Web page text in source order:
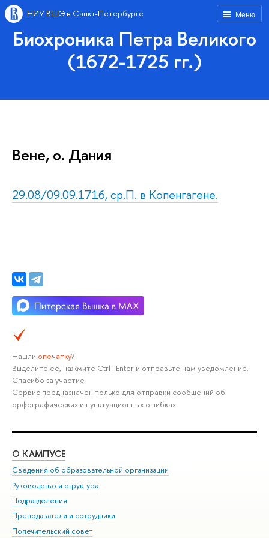
Меню
НИУ ВШЭ в Санкт-Петербурге
Биохроника Петра Великого
(1672-1725 гг.)
Вене, о. Дания
29.08/09.09.1716, ср.П. в Копенгагене.
Нашли опечатку?
Выделите её, нажмите Ctrl+Enter и отправьте нам уведомление.
Спасибо за участие!
Сервис предназначен только для отправки сообщений об
орфографических и пунктуационных ошибках.
О КАМПУСЕ
Сведения об образовательной организации
Руководство и структура
Подразделения
Преподаватели и сотрудники
Попечительский совет